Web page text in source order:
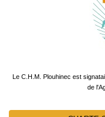
Le C.H.M. Plouhinec est
de